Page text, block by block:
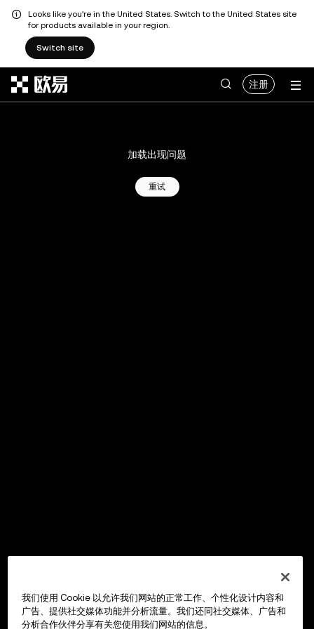
Looks like you're in the United States. Switch to the United States site
for products available in your region.
Switch site
注册
加载出现问题
重试
我们使用 Cookie 以允许我们网站的正常工作、个性化设计内容和
广告、提供社交媒体功能并分析流量。我们还同社交媒体、广告和
分析合作伙伴分享有关您使用我们网站的信息。